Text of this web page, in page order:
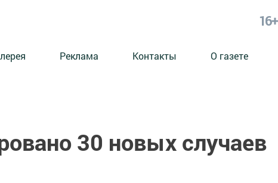
16+
Реклама Контакты О газете
30 новых случаев